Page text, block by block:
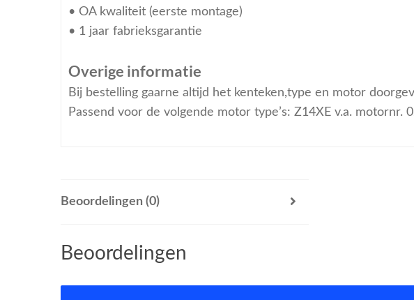
• OA kwaliteit (eerste montage)
• 1 jaar fabrieksgarantie
Overige informatie
Bij bestelling gaarne altijd het kenteken,type en motor
Passend voor de volgende motor type’s: Z14XE v.a.
Beoordelingen (0)
Beoordelingen